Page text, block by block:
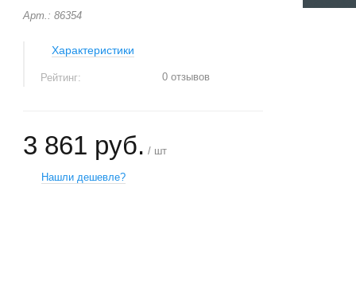
Арт.: 86354
Характеристики
Рейтинг: 0 отзывов
3 861 руб. / шт
Нашли дешевле?